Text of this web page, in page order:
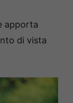
apporta
di vista